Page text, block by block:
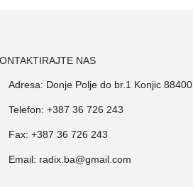
NAS
Adresa: Donje Polje do br.1 Konjic 88400
Telefon: +387 36 726 243
Fax: +387 36 726 243
Email: radix.ba@gmail.com